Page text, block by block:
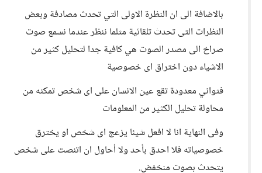
بالاضافة الى ان النظرة الاولى التي تحدث مصادفة وبعض
النظرات التى تحدث تلقائية مثلما ننظر عندما نسمع صوت
صراخ الى مصدر الصوت هي كافية جدا لتحليل كثير من
الاشياء دون اختراق اى خصوصية
فثواني معدودة تقع عين الانسان على اى شخص تمكنه من
محاولة تحليل الكثير من المعلومات
وفى النهاية انا لا افعل شيئا يزعج اى شخص او يخترق
خصوصياته فلا احدق بأحد ولا أحاول ان اتنصت على شخص
يتحدث بصوت منخفض.